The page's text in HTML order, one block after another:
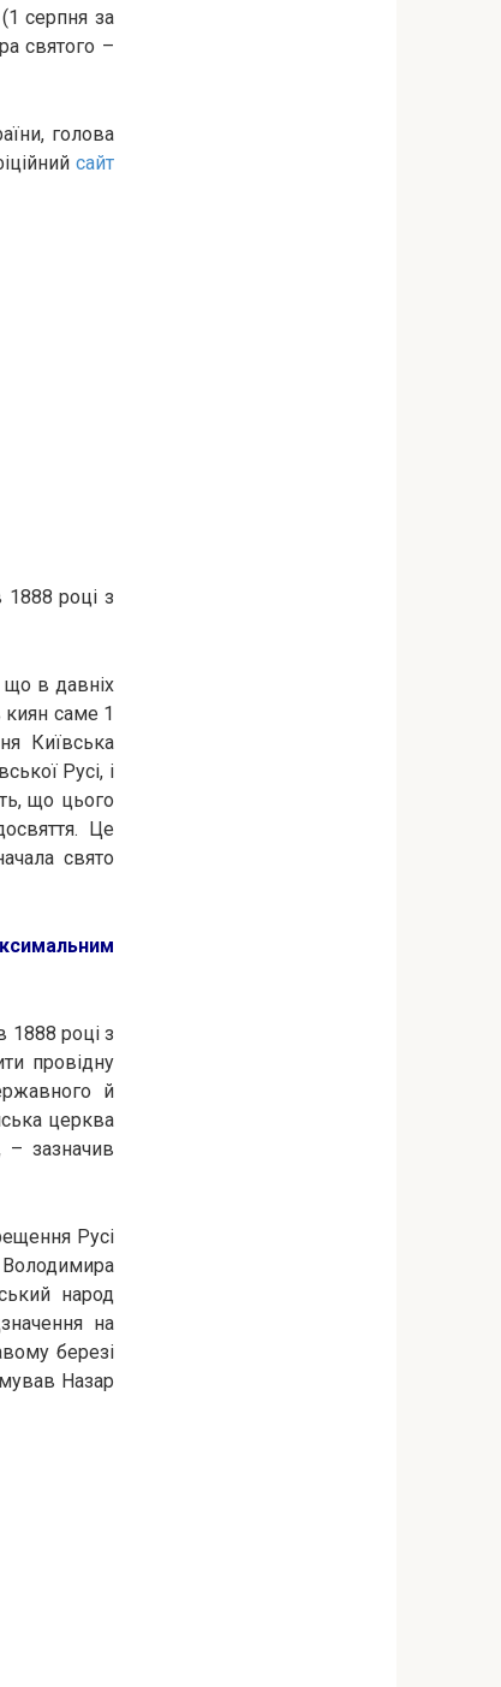
серпня за
святого –
голова
сайт
році з
що в давніх
киян саме 1
Київська
Русі, і
що цього
Це
свято
1888 році з
провідну
й
церква
– зазначив
Русі
народ
на
березі
Назар